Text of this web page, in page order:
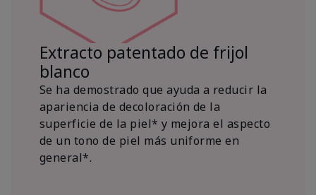
Extracto patentado de frijol
blanco
Se ha demostrado que ayuda a reducir la
apariencia de decoloración de la
superficie de la piel* y mejora el aspecto
de un tono de piel más uniforme en
general*.